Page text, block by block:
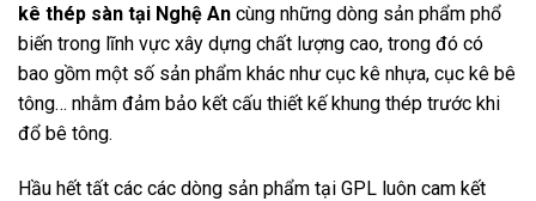
kê thép sàn tại Nghệ An cùng những dòng sản phẩm phổ
biến trong lĩnh vực xây dựng chất lượng cao, trong đó có
bao gồm một số sản phẩm khác như cục kê nhựa, cục kê bê
tông… nhằm đảm bảo kết cấu thiết kế khung thép trước khi
đổ bê tông.
Hầu hết tất các các dòng sản phẩm tại GPL luôn cam kết